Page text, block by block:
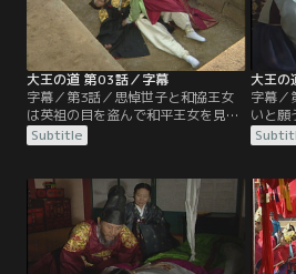
大王の道 第03話／字幕
字幕／第3話／思悼世子と和協王女
は英祖の目を盗んで和平王女を見舞
うが英祖にバレてしまい、階段から
突き落とされて病床に伏してしま
するどころか、和平王女ばかりに愛
情を注ぎ、さらには懐妊しているこ
とを知って大喜びする。
Subtitle
大王の
字幕／
いと願
れ、は
る。だ
る。一
れる悪
い、娯
んな
的に夫